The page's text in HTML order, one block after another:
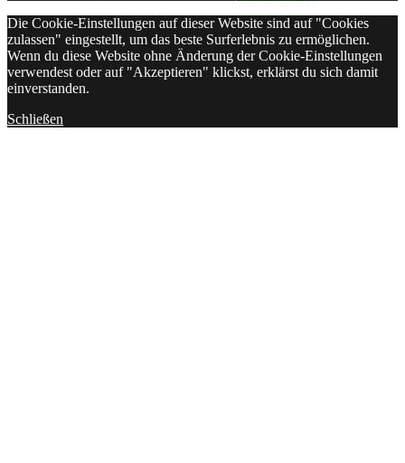
Die Cookie-Einstellungen auf dieser Website sind auf "Cookies
zulassen" eingestellt, um das beste Surferlebnis zu ermöglichen.
Wenn du diese Website ohne Änderung der Cookie-Einstellungen
verwendest oder auf "Akzeptieren" klickst, erklärst du sich damit
einverstanden.
Schließen